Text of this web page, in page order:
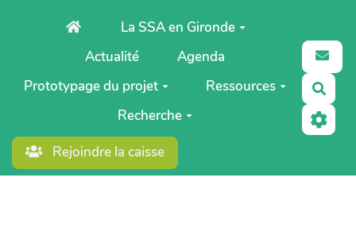
Aller au contenu principalLa SSA en Gironde
Actualité
Agenda
Prototypage du projet
Ressources
Recherche
Rejoindre la caisse